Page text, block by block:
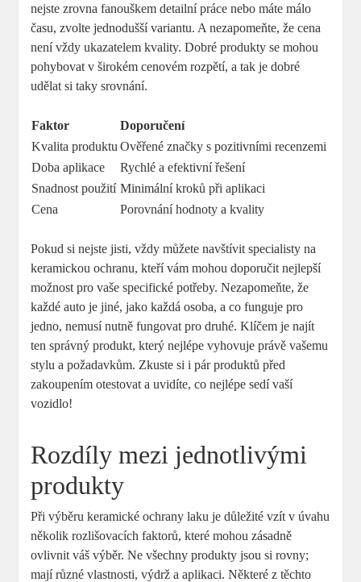
nejste zrovna fanouškem detailní práce nebo máte málo
času, zvolte jednodušší variantu. A nezapomeňte, že cena
není vždy ukazatelem kvality. Dobré produkty se mohou
pohybovat v širokém cenovém rozpětí, a tak je dobré
udělat si taky srovnání.
Faktor
Doporučení
Kvalita produktu Ověřené značky s pozitivními recenzemi
Doba aplikace
Rychlé a efektivní řešení
Snadnost použití Minimální kroků při aplikaci
Cena
Porovnání hodnoty a kvality
Pokud si nejste jisti, vždy můžete navštívit specialisty na
keramickou ochranu, kteří vám mohou doporučit nejlepší
možnost pro vaše specifické potřeby. Nezapomeňte, že
každé auto je jiné, jako každá osoba, a co funguje pro
jedno, nemusí nutně fungovat pro druhé. Klíčem je najít
ten správný produkt, který nejlépe vyhovuje právě vašemu
stylu a požadavkům. Zkuste si i pár produktů před
zakoupením otestovat a uvidíte, co nejlépe sedí vaší
vozidlo!
Rozdíly mezi jednotlivými
produkty
Při výběru keramické ochrany laku je důležité vzít v úvahu
několik rozlišovacích faktorů, které mohou zásadně
ovlivnit váš výběr. Ne všechny produkty jsou si rovny;
mají různé vlastnosti, výdrž a aplikaci. Některé z těchto